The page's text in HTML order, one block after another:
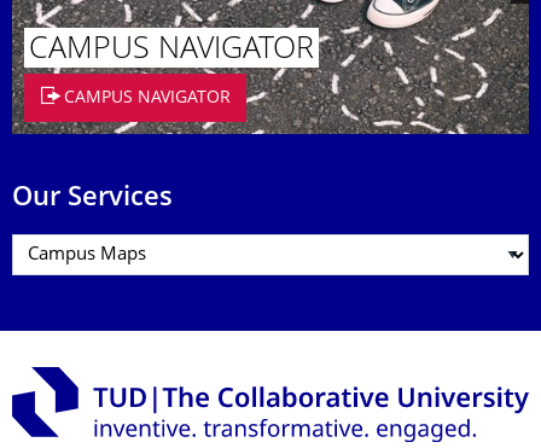
CAMPUS NAVIGATOR
CAMPUS NAVIGATOR
Our Services